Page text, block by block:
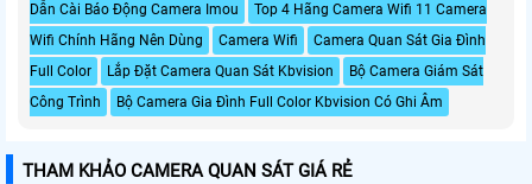
Dẫn Cài Báo Động Camera Imou
Top 4 Hãng Camera Wifi 11 Camera
Wifi Chính Hãng Nên Dùng
Camera Wifi
Camera Quan Sát Gia Đình
Full Color
Lắp Đặt Camera Quan Sát Kbvision
Bộ Camera Giám Sát
Công Trình
Bộ Camera Gia Đình Full Color Kbvision Có Ghi Âm
THAM KHẢO CAMERA QUAN SÁT GIÁ RẺ